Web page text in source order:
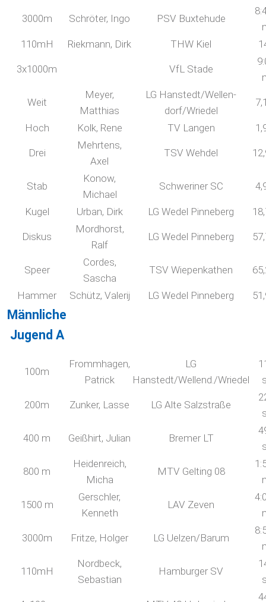
3000m Schröter, Ingo PSV Buxtehude
110mH
Riekmann, Dirk THW Kiel
3x1000m VfL Stade
Weit
Meyer,
Matthias
LG Hanstedt/Wellen-
dorf/Wriedel
Hoch Kolk, Rene TV Langen
Drei
Mehrtens,
Axel
TSV Wehdel
Stab
Konow,
Michael
Schweriner SC
Kugel Urban, Dirk LG Wedel Pinneberg
Diskus
Mordhorst,
Ralf
LG Wedel Pinneberg
Speer
Cordes,
Sascha
TSV Wiepenkathen
Hammer Schütz, Valerij LG Wedel Pinneberg
Männliche
Jugend A
100m
Frommhagen,
Patrick
LG
Hanstedt/Wellend./Wriedel
200m Zunker, Lasse LG Alte Salzstraße
400 m Geißhirt, Julian Bremer LT
800 m
Heidenreich,
Micha
MTV Gelting 08
1500 m
Gerschler,
Kenneth
LAV Zeven
3000m Fritze, Holger LG Uelzen/Barum
110mH
Nordbeck,
Sebastian
Hamburger SV